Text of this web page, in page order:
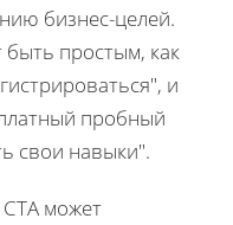
бизнес-целей.
простым, как
и
пробный
свои навыки".
может